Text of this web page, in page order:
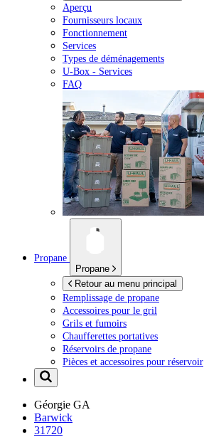
Aperçu
Fournisseurs locaux
Fonctionnement
Services
Types de déménagements
U-Box - Services
FAQ
Propane
Propane
Retour au menu principal
Remplissage de propane
Accessoires pour le gril
Grils et fumoirs
Chaufferettes portatives
Réservoirs de propane
Pièces et accessoires pour réservoir
Géorgie GA
Barwick
31720